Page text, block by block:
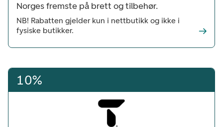
Norges fremste på brett og tilbehør.
NB! Rabatten gjelder kun i nettbutikk og ikke i
fysiske butikker.
10%